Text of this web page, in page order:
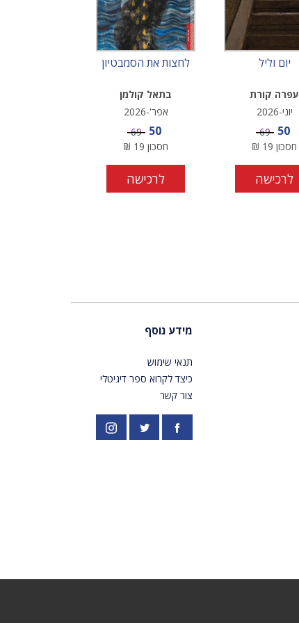
יום וליל
עפרה קורת
יוני-2026
מחיר מבצע
50 מחיר
69
חסכון 19
₪
לרכישה
לחצות את הסמבטיון
בתאל קולמן
אפר'-2026
מחיר מבצע
50 מחיר
69
חסכון 19
₪
לרכישה
מידע נוסף
תנאי שימוש
כיצד לקרוא ספר דיגיטלי
צור קשר
פייסבוק PardesPublish
אינסטגרם